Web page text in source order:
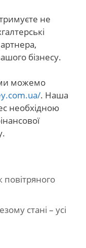
не
бізнесу.
ми можемо
. Наша
необхідною
повітряного
стані – усі